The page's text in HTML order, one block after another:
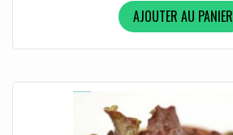
AJOUTER AU PANIER